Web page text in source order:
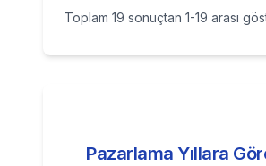
Toplam 19 sonuçtan 1-19 arası
Pazarlama Yıllara